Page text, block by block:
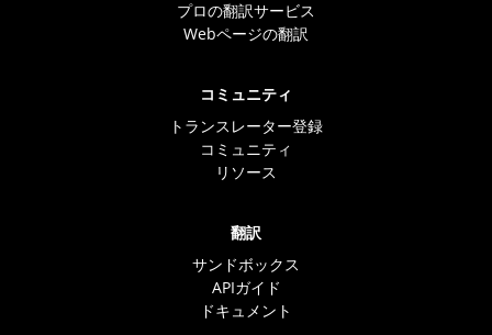
プロの翻訳サービス
Webページの翻訳
コミュニティ
トランスレーター登録
コミュニティ
リソース
翻訳
サンドボックス
APIガイド
ドキュメント